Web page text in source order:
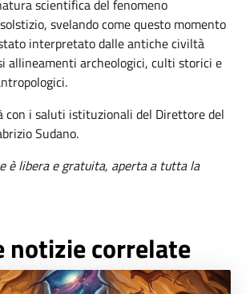
scientifica del fenomeno
svelando come questo momento
interpretato dalle antiche civiltà
allineamenti archeologici, culti storici e
con i saluti istituzionali del Direttore del
Sudano.
è libera e gratuita, aperta a tutta la
notizie correlate